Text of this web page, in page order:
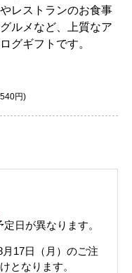
レストランのお食事
ルメなど、上質なア
グギフトです。
円)
日が異なります。
17日（月）のご注
となります。